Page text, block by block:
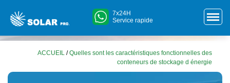
7x24H
Service rapide
ACCUEIL /Quelles sont les caractéristiques fonctionnelles des
conteneurs de stockage d énergie